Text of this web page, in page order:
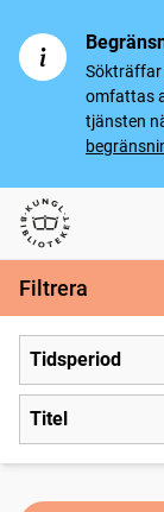
Sökträffar
omfattas
tjänsten
Svenska tidningar
Filtrera
Tidsperiod
Titel